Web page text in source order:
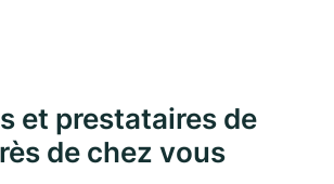
et prestataires de
de chez vous